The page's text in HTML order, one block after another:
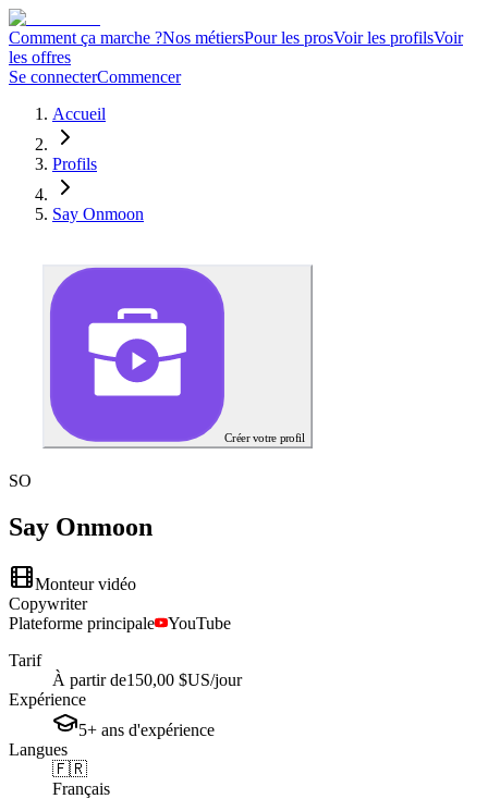
Comment ça marche ?Nos métiersPour les prosVoir les profilsVoir
les offres
Se connecterCommencer
Accueil
Profils
Say Onmoon
Créer votre profil
SO
Say Onmoon
Monteur vidéo
Copywriter
Plateforme principale
YouTube
Tarif
À partir de150,00 $US/jour
Expérience
5+ ans d'expérience
Langues
🇫🇷
Français